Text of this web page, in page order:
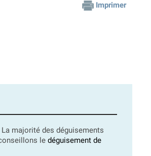
Imprimer
majorité des déguisements
le déguisement de